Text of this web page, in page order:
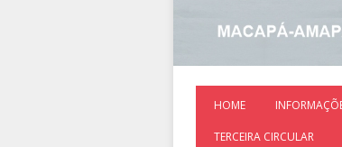
HOME
TERCEIRA CIRCULAR